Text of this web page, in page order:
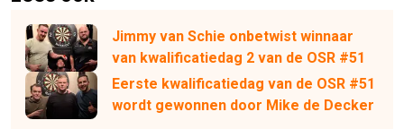
Jimmy van Schie onbetwist winnaar
van kwalificatiedag 2 van de OSR #51
Eerste kwalificatiedag van de OSR #51
wordt gewonnen door Mike de Decker